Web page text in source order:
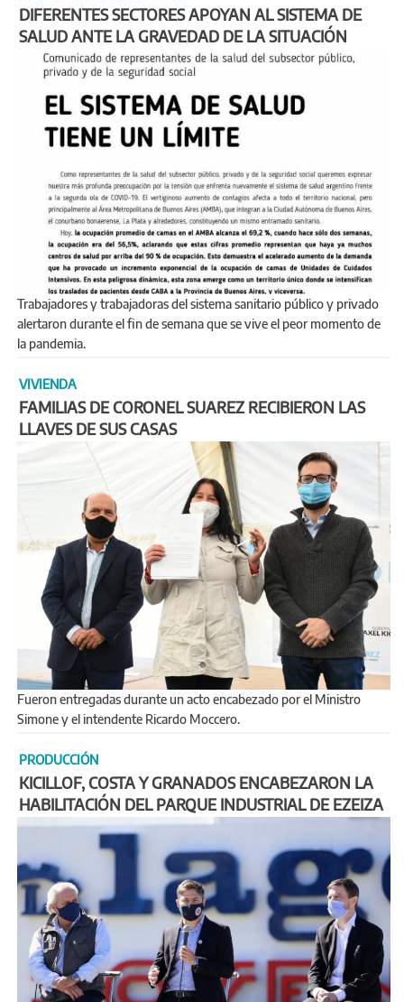
DIFERENTES SECTORES APOYAN AL SISTEMA DE
SALUD ANTE LA GRAVEDAD DE LA SITUACIÓN
Trabajadores y trabajadoras del sistema sanitario público y privado
alertaron durante el fin de semana que se vive el peor momento de
la pandemia.
VIVIENDA
FAMILIAS DE CORONEL SUAREZ RECIBIERON LAS
LLAVES DE SUS CASAS
Fueron entregadas durante un acto encabezado por el Ministro
Simone y el intendente Ricardo Moccero.
PRODUCCIÓN
KICILLOF, COSTA Y GRANADOS ENCABEZARON LA
HABILITACIÓN DEL PARQUE INDUSTRIAL DE EZEIZA